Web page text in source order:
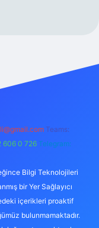
Teams:
606 0 726 Telegram:
Bilgi Teknolojileri
bir Yer Sağlayıcı
içerikleri proaktif
bulunmamaktadır.